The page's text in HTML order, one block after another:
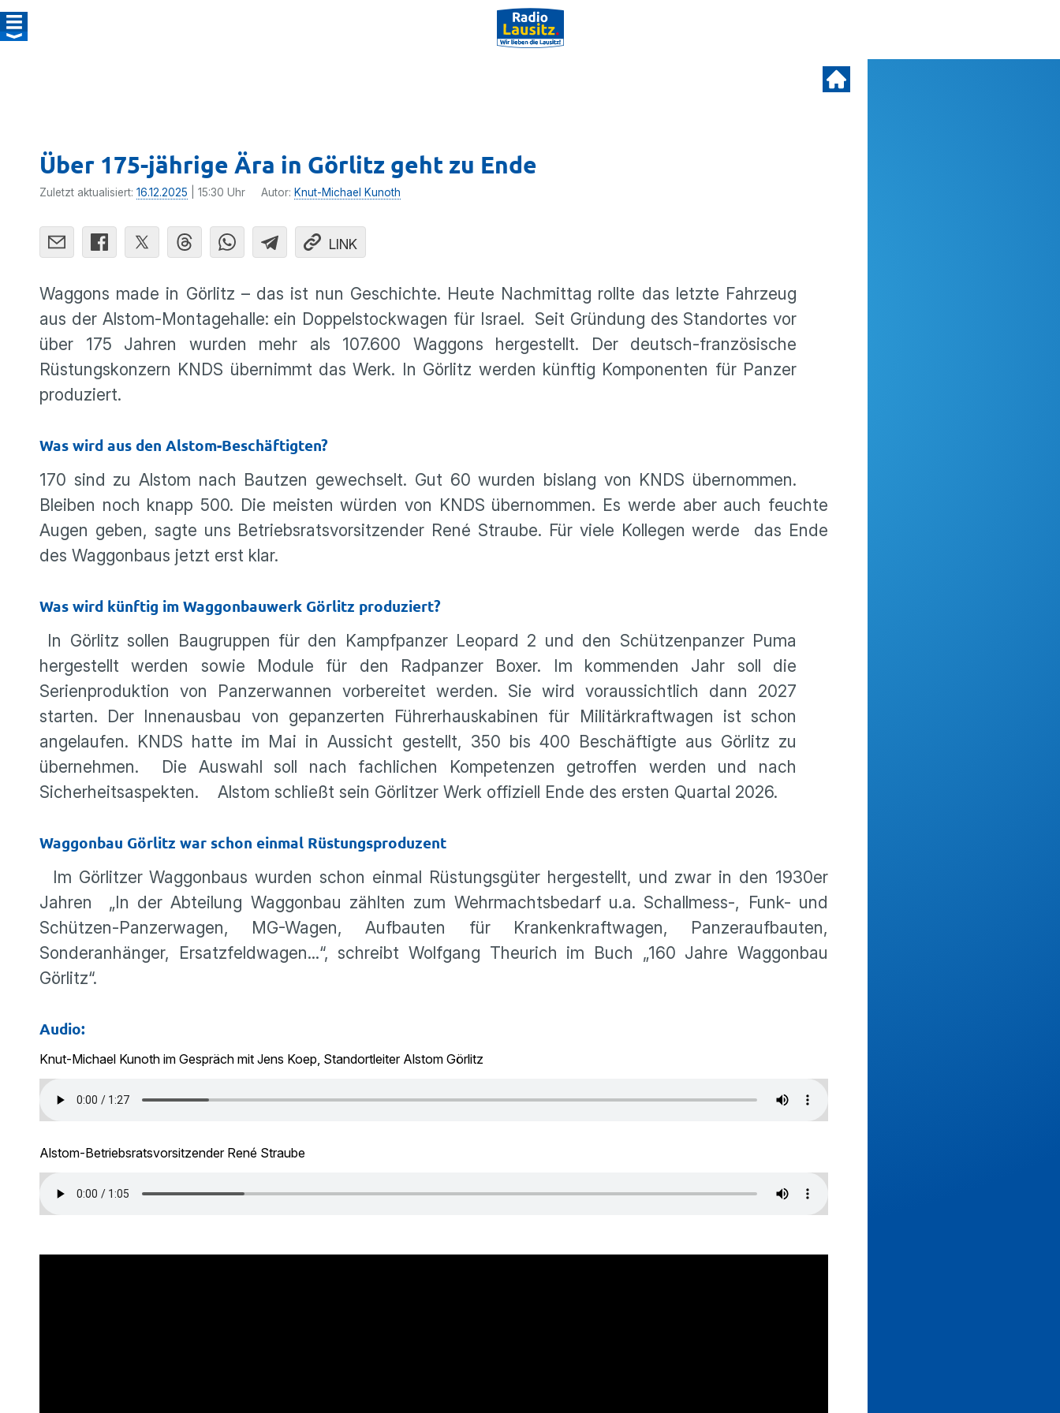
Über 175-jährige Ära in Görlitz geht zu Ende
Zuletzt aktualisiert: 16.12.2025 | 15:30 Uhr Autor: Knut-Michael Kunoth
LINK
Waggons made in Görlitz – das ist nun Geschichte. Heute Nachmittag rollte das letzte Fahrzeug
aus der Alstom-Montagehalle: ein Doppelstockwagen für Israel. Seit Gründung des Standortes vor
über 175 Jahren wurden mehr als 107.600 Waggons hergestellt. Der deutsch-französische
Rüstungskonzern KNDS übernimmt das Werk. In Görlitz werden künftig Komponenten für Panzer
produziert.
Was wird aus den Alstom-Beschäftigten?
170 sind zu Alstom nach Bautzen gewechselt. Gut 60 wurden bislang von KNDS übernommen.
Bleiben noch knapp 500. Die meisten würden von KNDS übernommen. Es werde aber auch feuchte
Augen geben, sagte uns Betriebsratsvorsitzender René Straube. Für viele Kollegen werde das Ende
des Waggonbaus jetzt erst klar.
Was wird künftig im Waggonbauwerk Görlitz produziert?
In Görlitz sollen Baugruppen für den Kampfpanzer Leopard 2 und den Schützenpanzer Puma
hergestellt werden sowie Module für den Radpanzer Boxer. Im kommenden Jahr soll die
Serienproduktion von Panzerwannen vorbereitet werden. Sie wird voraussichtlich dann 2027
starten. Der Innenausbau von gepanzerten Führerhauskabinen für Militärkraftwagen ist schon
angelaufen. KNDS hatte im Mai in Aussicht gestellt, 350 bis 400 Beschäftigte aus Görlitz zu
übernehmen. Die Auswahl soll nach fachlichen Kompetenzen getroffen werden und nach
Sicherheitsaspekten. Alstom schließt sein Görlitzer Werk offiziell Ende des ersten Quartal 2026.
Waggonbau Görlitz war schon einmal Rüstungsproduzent
Im Görlitzer Waggonbaus wurden schon einmal Rüstungsgüter hergestellt, und zwar in den 1930er
Jahren „In der Abteilung Waggonbau zählten zum Wehrmachtsbedarf u.a. Schallmess-, Funk- und
Schützen-Panzerwagen, MG-Wagen, Aufbauten für Krankenkraftwagen, Panzeraufbauten,
Sonderanhänger, Ersatzfeldwagen...“, schreibt Wolfgang Theurich im Buch „160 Jahre Waggonbau
Görlitz“.
Audio:
Knut-Michael Kunoth im Gespräch mit Jens Koep, Standortleiter Alstom Görlitz
Alstom-Betriebsratsvorsitzender René Straube